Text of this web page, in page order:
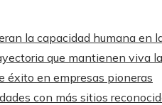
la capacidad humana en
que mantienen viva
éxito en empresas pioneras
con más sitios